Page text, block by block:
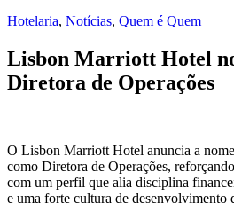
Hotelaria, Notícias, Quem é Quem
Lisbon Marriott Hotel
Diretora de Operações
O Lisbon Marriott Hotel anuncia a
como Diretora de Operações,
com um perfil que alia disciplina
e uma forte cultura de desenvolvimento